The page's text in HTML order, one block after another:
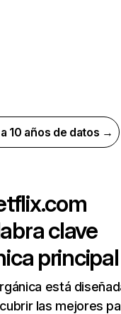
10 años de datos →
clave
principal
está
las mejores